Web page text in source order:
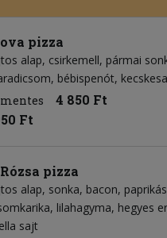
pizza
alap csirkemell pármai
bébispenót
4 850 Ft
Ft
pizza
alap sonka bacon
lilahagyma hegyes
sajt